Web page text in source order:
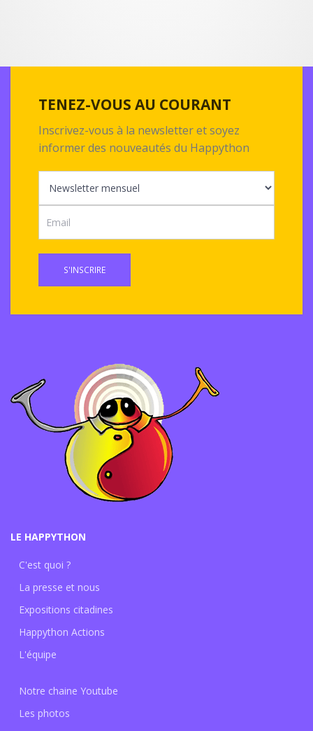
TENEZ-VOUS AU COURANT
Inscrivez-vous à la newsletter et soyez
informer des nouveautés du Happython
S'INSCRIRE
LE HAPPYTHON
C'est quoi ?
La presse et nous
Expositions citadines
Happython Actions
L'équipe
Notre chaine Youtube
Les photos